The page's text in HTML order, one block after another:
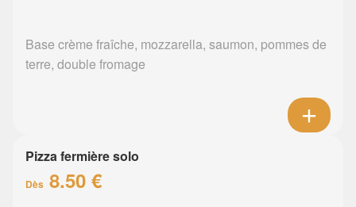
Base crème fraîche, mozzarella, saumon, pommes de
terre, double fromage
Pizza fermière solo
Dès 8.50 €